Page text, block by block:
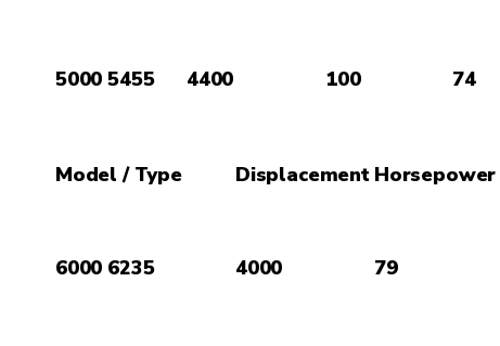
5000 5455 4400 100 74
Model / Type Displacement Horsepower
6000 6235 4000 79